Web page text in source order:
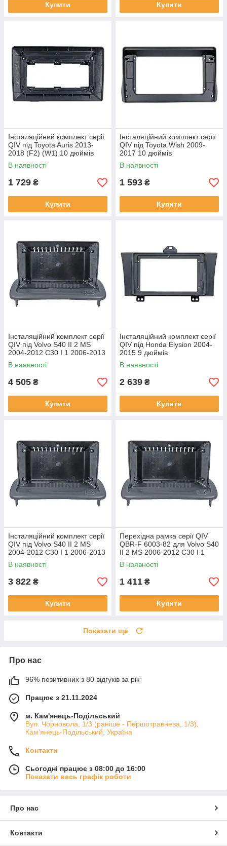
Купити Купити
Інсталяційний комплект серії
QIV під Toyota Auris 2013-
2018 (F2) (W1) 10 дюймів
В наявності
1 729 ₴
Купити
Інсталяційний комплект серії
QIV під Toyota Wish 2009-
2017 10 дюймів
В наявності
1 593 ₴
Купити
Інсталяційний комплект серії
QIV під Volvo S40 II 2 MS
2004-2012 C30 I 1 2006-2013
C70 II 2 2005-2013 (W1) 9
В наявності
4 505 ₴
Купити
Інсталяційний комплект серії
QIV під Honda Elysion 2004-
2015 9 дюймів
В наявності
2 639 ₴
Купити
Інсталяційний комплект серії
QIV під Volvo S40 II 2 MS
2004-2012 C30 I 1 2006-2013
C70 II 2 2005-2013 (W2) 9
В наявності
3 822 ₴
Купити
Перехідна рамка серії QIV
QBR-F 6003-82 для Volvo S40
II 2 MS 2006-2012 C30 I 1
2006-2013 C70 II 2 2004-2010
9 дюймів
В наявності
1 411 ₴
Купити
Показати ще
Про нас
96% позитивних з 80 відгуків за рік
Працює з 21.11.2024
м. Кам'янець-Подільський
Вул. Чорновола, 1/3 (раніше - Першотравнева, 1/3),
Кам'янець-Подільський, Україна
Контакти
Сьогодні працює з 08:00 до 16:00
Показати весь графік роботи
Про нас
Контакти